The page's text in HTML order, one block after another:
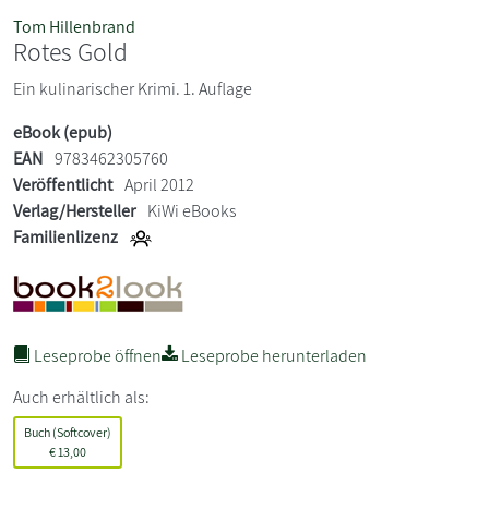
Tom Hillenbrand
Rotes Gold
Ein kulinarischer Krimi. 1. Auflage
eBook (epub)
EAN 9783462305760
Veröffentlicht April 2012
Verlag/Hersteller KiWi eBooks
Familienlizenz
Leseprobe öffnen
Leseprobe herunterladen
Auch erhältlich als:
Buch (Softcover)
€ 13,00